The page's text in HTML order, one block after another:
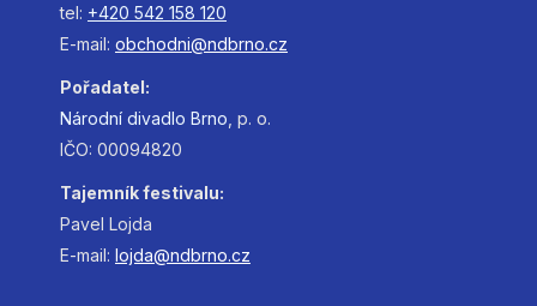
tel: +420 542 158 120
E-mail: obchodni@ndbrno.cz
Pořadatel:
Národní divadlo Brno , p. o.
IČO: 00094820
Tajemník festivalu:
Pavel Lojda
E-mail: lojda@ndbrno.cz